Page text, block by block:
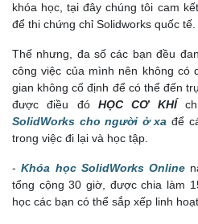
khóa học, tại đây chúng tôi cam
để thi chứng chỉ Solidworks quốc tế.
Thế nhưng, đa số các bạn đều
công việc của mình nên không có
gian không cố định để có thể đến
được điều đóHỌC CƠ KHÍ
SolidWorks cho người ở xa để
trong việc đi lại và học tập.
-Khóa học SolidWorks Online
tổng cộng 30 giờ, được chia làm
học các bạn có thể sắp xếp linh